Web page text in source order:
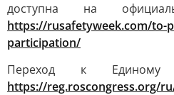
доступна на
https://rusafetyweek.com/to-
participation/
Переход к Единому
https://reg.roscongress.org/